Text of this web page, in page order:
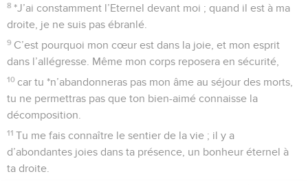
8 *J’ai constamment l’Eternel devant moi ; quand il est à ma
droite, je ne suis pas ébranlé.
9 C’est pourquoi mon cœur est dans la joie, et mon esprit
dans l’allégresse. Même mon corps reposera en sécurité,
10 car tu *n’abandonneras pas mon âme au séjour des morts,
tu ne permettras pas que ton bien-aimé connaisse la
décomposition.
11 Tu me fais connaître le sentier de la vie ; il y a
d’abondantes joies dans ta présence, un bonheur éternel à
ta droite.